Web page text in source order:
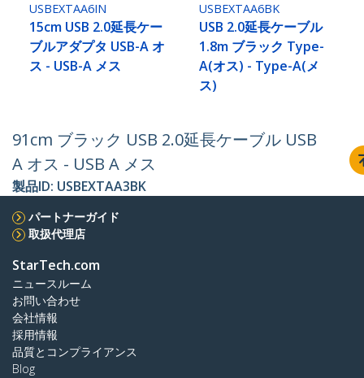
USBEXTAA6IN
15cm USB 2.0延長ケー
ブルアダプタ USB-A オ
ス - USB-A メス
USBEXTAA6BK
USB 2.0延長ケーブル
1.8m ブラック Type-
A(オス) - Type-A(メ
ス)
91cm ブラック USB 2.0延長ケーブル USB
A オス - USB A メス
製品ID: USBEXTAA3BK
パートナーガイド
取扱代理店
StarTech.com
ニュースルーム
お問い合わせ
会社情報
採用情報
品質とコンプライアンス
Blog